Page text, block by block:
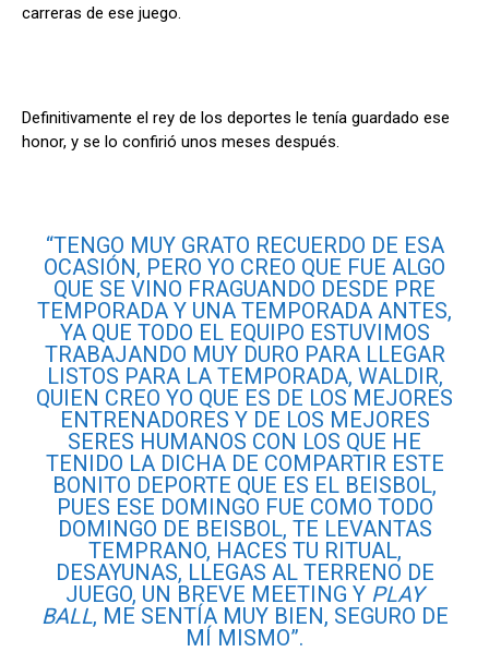
carreras de ese juego.
Definitivamente el rey de los deportes le tenía guardado ese
honor, y se lo confirió unos meses después.
“TENGO MUY GRATO RECUERDO DE ESA
OCASIÓN, PERO YO CREO QUE FUE ALGO
QUE SE VINO FRAGUANDO DESDE PRE
TEMPORADA Y UNA TEMPORADA ANTES,
YA QUE TODO EL EQUIPO ESTUVIMOS
TRABAJANDO MUY DURO PARA LLEGAR
LISTOS PARA LA TEMPORADA, WALDIR,
QUIEN CREO YO QUE ES DE LOS MEJORES
ENTRENADORES Y DE LOS MEJORES
SERES HUMANOS CON LOS QUE HE
TENIDO LA DICHA DE COMPARTIR ESTE
BONITO DEPORTE QUE ES EL BEISBOL,
PUES ESE DOMINGO FUE COMO TODO
DOMINGO DE BEISBOL, TE LEVANTAS
TEMPRANO, HACES TU RITUAL,
DESAYUNAS, LLEGAS AL TERRENO DE
JUEGO, UN BREVE MEETING Y PLAY
BALL, ME SENTÍA MUY BIEN, SEGURO DE
MÍ MISMO”.